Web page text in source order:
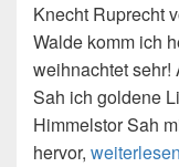
Knecht Ruprecht
Walde komm ich
weihnachtet sehr!
Sah ich goldene
Himmelstor Sah
hervor, Knecht
weiterlesen